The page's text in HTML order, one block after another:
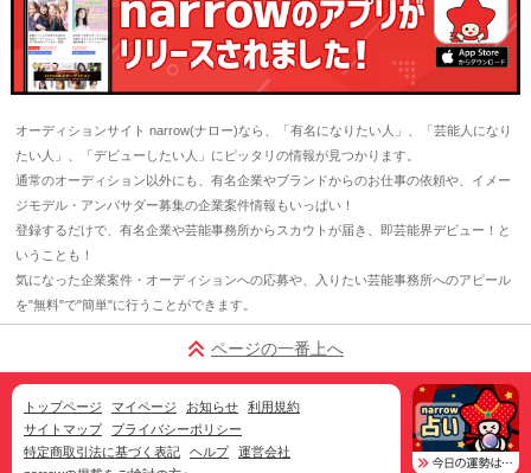
オーディションサイト narrow(ナロー)なら、「有名になりたい人」、「芸能人になり
たい人」、「デビューしたい人」にピッタリの情報が見つかります。
通常のオーディション以外にも、有名企業やブランドからのお仕事の依頼や、イメー
ジモデル・アンバサダー募集の企業案件情報もいっぱい！
登録するだけで、有名企業や芸能事務所からスカウトが届き、即芸能界デビュー！と
いうことも！
気になった企業案件・オーディションへの応募や、入りたい芸能事務所へのアピール
を"無料"で"簡単"に行うことができます。
ページの一番上へ
トップページ マイページ お知らせ
利用規約
サイトマップ
プライバシーポリシー
特定商取引法に基づく表記
ヘルプ
運営会社